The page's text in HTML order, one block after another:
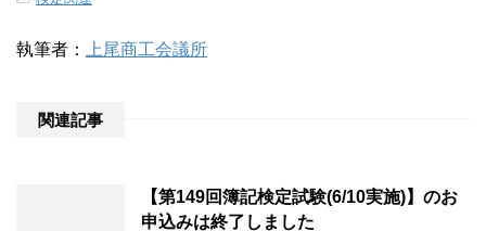
執筆者： 上尾商工会議所
関連記事
【第149回簿記検定試験(6/10実施)】のお
申込みは終了しました